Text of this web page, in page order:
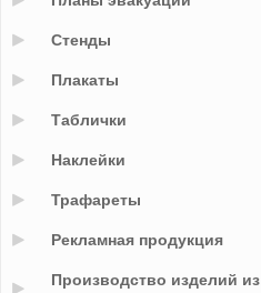
Стенды
Плакаты
Таблички
Наклейки
Трафареты
Рекламная продукция
Производство изделий из